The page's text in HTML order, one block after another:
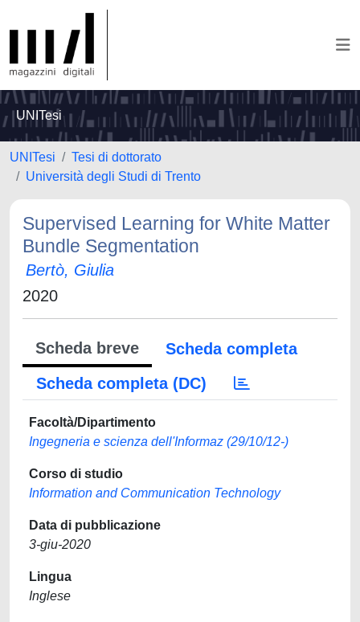
UNITesi
UNITesi
Tesi di dottorato
Università degli Studi di Trento
Supervised Learning for White Matter
Bundle Segmentation
Bertò, Giulia
2020
Scheda breve
Scheda completa
Scheda completa (DC)
Facoltà/Dipartimento
Ingegneria e scienza dell'Informaz (29/10/12-)
Corso di studio
Information and Communication Technology
Data di pubblicazione
3-giu-2020
Lingua
Inglese